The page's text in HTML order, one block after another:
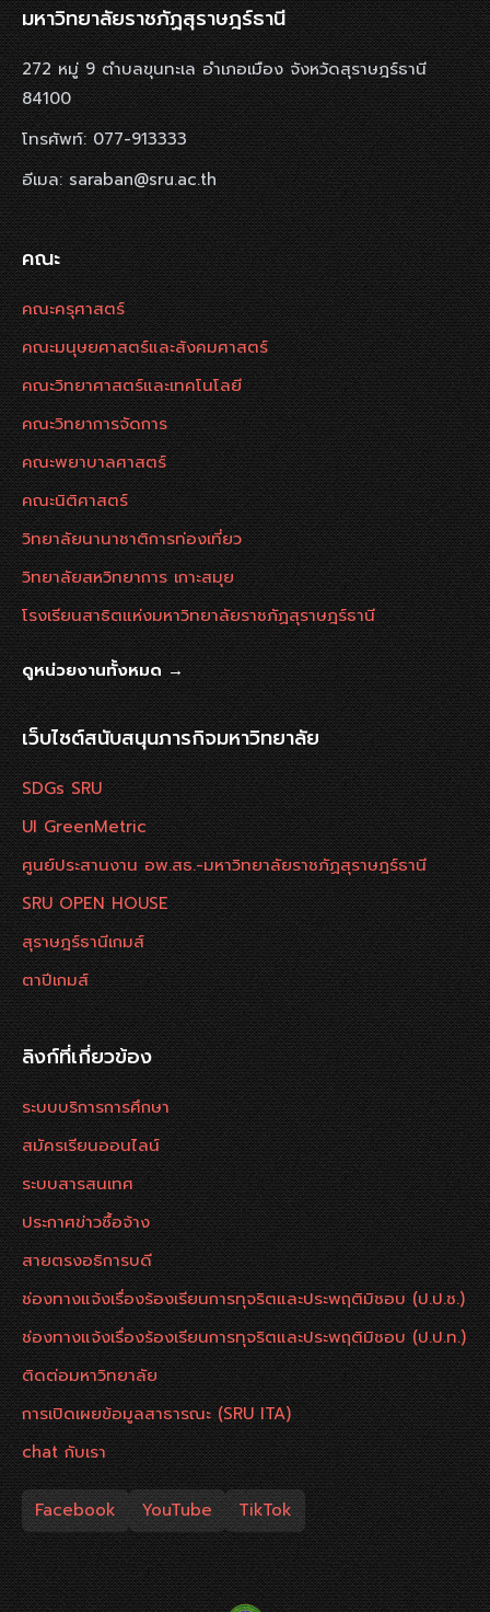
มหาวิทยาลัยราชภัฏสุราษฎร์ธานี
272 หมู่ 9 ตำบลขุนทะเล อำเภอเมือง จังหวัดสุราษฎร์ธานี
84100
โทรศัพท์: 077-913333
อีเมล: saraban@sru.ac.th
คณะ
คณะครุศาสตร์
คณะมนุษยศาสตร์และสังคมศาสตร์
คณะวิทยาศาสตร์และเทคโนโลยี
คณะวิทยาการจัดการ
คณะพยาบาลศาสตร์
คณะนิติศาสตร์
วิทยาลัยนานาชาติการท่องเที่ยว
วิทยาลัยสหวิทยาการ เกาะสมุย
โรงเรียนสาธิตแห่งมหาวิทยาลัยราชภัฏสุราษฎร์ธานี
ดูหน่วยงานทั้งหมด →
เว็บไซต์สนับสนุนภารกิจมหาวิทยาลัย
SDGs SRU
UI GreenMetric
ศูนย์ประสานงาน อพ.สธ.-มหาวิทยาลัยราชภัฏสุราษฎร์ธานี
SRU OPEN HOUSE
สุราษฎร์ธานีเกมส์
ตาปีเกมส์
ลิงก์ที่เกี่ยวข้อง
ระบบบริการการศึกษา
สมัครเรียนออนไลน์
ระบบสารสนเทศ
ประกาศข่าวซื้อจ้าง
สายตรงอธิการบดี
ช่องทางแจ้งเรื่องร้องเรียนการทุจริตและประพฤติมิชอบ (ป.ป.ช.)
ช่องทางแจ้งเรื่องร้องเรียนการทุจริตและประพฤติมิชอบ (ป.ป.ท.)
ติดต่อมหาวิทยาลัย
การเปิดเผยข้อมูลสาธารณะ (SRU ITA)
chat กับเรา
Facebook YouTube TikTok